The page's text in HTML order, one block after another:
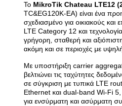
Το MikroTik Chateau LTE12
TC&EG120K-EA) είναι ένα
σχεδιασμένο για οικιακούς
LTE Category 12 και
γρήγορη, σταθερή και
ακόμη και σε περιοχές με
Με υποστήριξη carrier
βελτιώνει τις ταχύτητες
σε σύγκριση με τυπικά LTE
Ethernet και dual-band Wi-Fi 5,
για ενσύρματη και ασύρματη